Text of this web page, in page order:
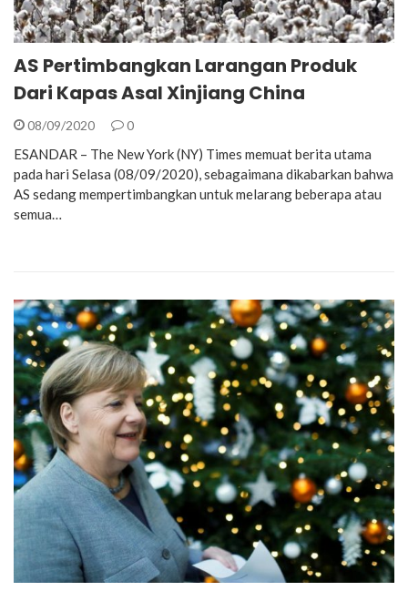
AS Pertimbangkan Larangan Produk
Dari Kapas Asal Xinjiang China
08/09/2020 0
ESANDAR – The New York (NY) Times memuat berita utama
pada hari Selasa (08/09/2020), sebagaimana dikabarkan bahwa
AS sedang mempertimbangkan untuk melarang beberapa atau
semua…